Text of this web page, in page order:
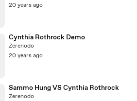
20 years ago
Cynthia Rothrock Demo
Zerenodo
20 years ago
Sammo Hung VS Cynthia Rothrock
Zerenodo